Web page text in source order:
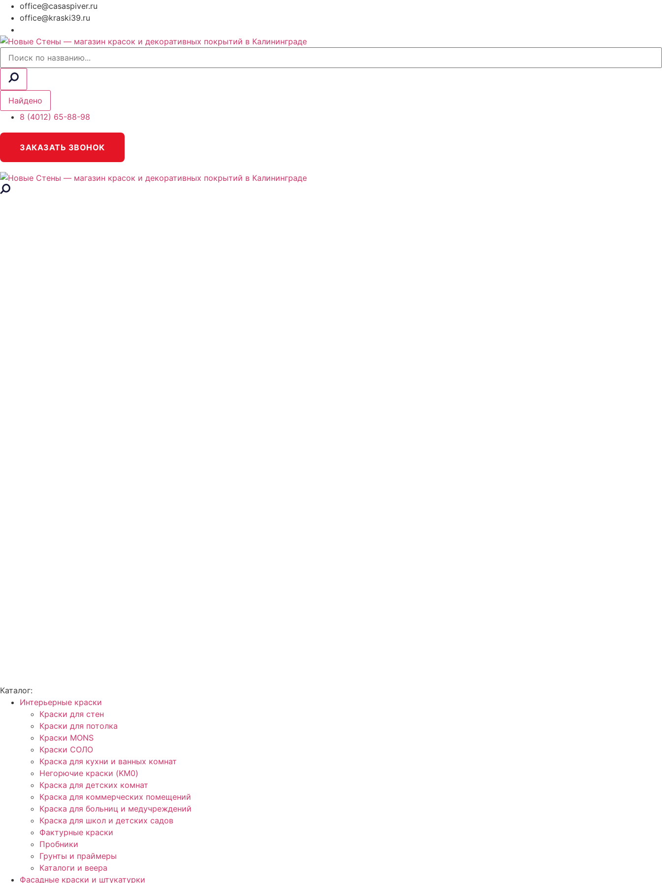
office@casaspiver.ru
office@kraski39.ru
Search
Найдено
8 (4012) 65-88-98
ЗАКАЗАТЬ ЗВОНОК
Каталог:
Интерьерные краски
Краски для стен
Краски для потолка
Краски MONS
Краски СОЛО
Краска для кухни и ванных комнат
Негорючие краски (KM0)
Краска для детских комнат
Краска для коммерческих помещений
Краска для больниц и медучреждений
Краска для школ и детских садов
Фактурные краски
Пробники
Грунты и праймеры
Каталоги и веера
Фасадные краски и штукатурки